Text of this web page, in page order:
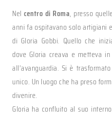
Nel centro di Roma, presso
anni fa ospitavano solo artigiani
di Gloria Gobbi. Quello che
dove Gloria creava e metteva
all’avanguardia. Si è
unico. Un luogo che ha preso
divenire.
Gloria ha confluito al suo